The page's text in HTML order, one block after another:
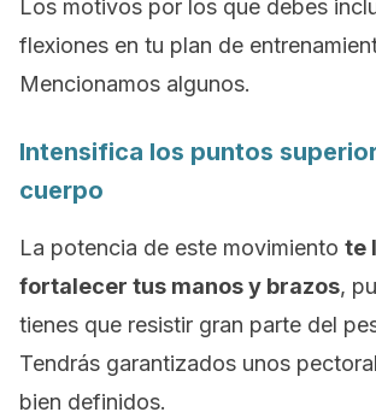
Los motivos por los que debes
flexiones en tu plan de
Mencionamos algunos.
Intensifica los puntos
cuerpo
La potencia de este movimiento te
fortalecer tus manos y brazos,
tienes que resistir gran parte del
Tendrás garantizados unos
bien definidos.